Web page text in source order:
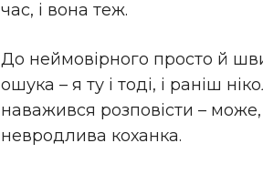
час, і вона теж.
До неймовірного просто й
ошука – я ту і тоді, і раніш
наважився розповісти –
невродлива коханка.